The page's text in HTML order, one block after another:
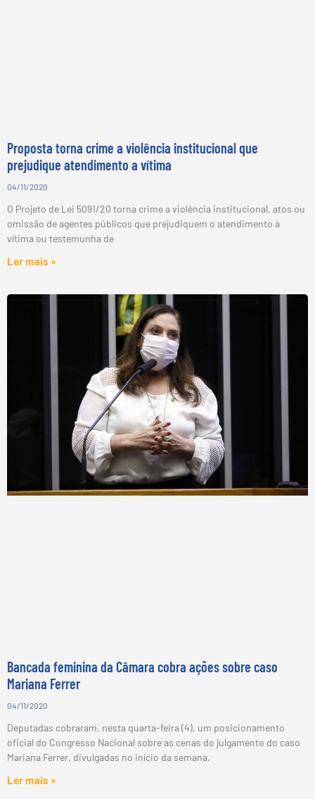
Proposta torna crime a violência institucional que
prejudique atendimento a vítima
04/11/2020
O Projeto de Lei 5091/20 torna crime a violência institucional, atos ou
omissão de agentes públicos que prejudiquem o atendimento à
vítima ou testemunha de
Ler mais »
Bancada feminina da Câmara cobra ações sobre caso
Mariana Ferrer
04/11/2020
Deputadas cobraram, nesta quarta-feira (4), um posicionamento
oficial do Congresso Nacional sobre as cenas do julgamento do caso
Mariana Ferrer, divulgadas no início da semana.
Ler mais »